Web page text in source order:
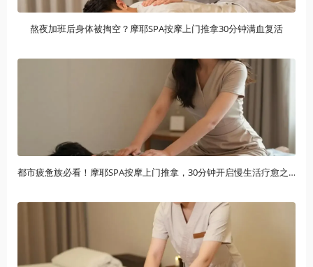
熬夜加班后身体被掏空？摩耶SPA按摩上门推拿30分钟满血复活
都市疲惫族必看！摩耶SPA按摩上门推拿，30分钟开启慢生活疗愈之旅